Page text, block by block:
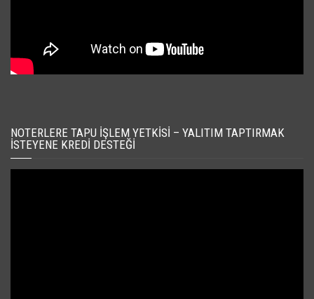
NOTERLERE TAPU İŞLEM YETKISI – YALITIM TAPTIRMAK
İSTEYENE KREDI DESTEĞI